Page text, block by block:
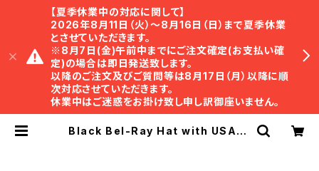
【夏季休業中の対応に関して】
2026年8月11日（火）〜8月16日（日）まで夏季休業
とさせていただきます。
※8月7日(金)午前中までにご注文確定(お支払い確
定)の場合は即日発送致します。
以降のご注文及びご質問等は8月17日（月）以降に順
次対応させていただきます。
休業中はご迷惑をお掛け致し申し訳御座いません。
Black Bel-Ray Hat with USA Fl